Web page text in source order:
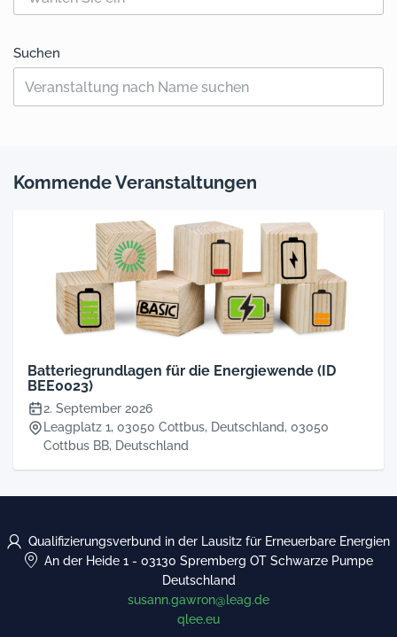
Suchen
Kommende Veranstaltungen
Batteriegrundlagen für die Energiewende (ID
BEE0023)
2. September 2026
Leagplatz 1, 03050 Cottbus, Deutschland, 03050
Cottbus BB, Deutschland
Qualifizierungsverbund in der Lausitz für Erneuerbare Energien
An der Heide 1 - 03130 Spremberg OT Schwarze Pumpe
Deutschland
susann.gawron@leag.de
qlee.eu